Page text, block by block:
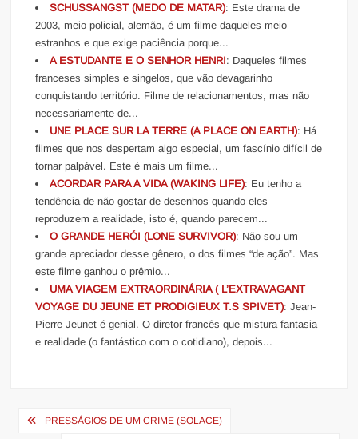
SCHUSSANGST (MEDO DE MATAR): Este drama de
2003, meio policial, alemão, é um filme daqueles meio
estranhos e que exige paciência porque...
A ESTUDANTE E O SENHOR HENRI: Daqueles filmes
franceses simples e singelos, que vão devagarinho
conquistando território. Filme de relacionamentos, mas não
necessariamente de...
UNE PLACE SUR LA TERRE (A PLACE ON EARTH): Há
filmes que nos despertam algo especial, um fascínio difícil de
tornar palpável. Este é mais um filme...
ACORDAR PARA A VIDA (WAKING LIFE): Eu tenho a
tendência de não gostar de desenhos quando eles
reproduzem a realidade, isto é, quando parecem...
O GRANDE HERÓI (LONE SURVIVOR): Não sou um
grande apreciador desse gênero, o dos filmes “de ação”. Mas
este filme ganhou o prêmio...
UMA VIAGEM EXTRAORDINÁRIA ( L’EXTRAVAGANT
VOYAGE DU JEUNE ET PRODIGIEUX T.S SPIVET): Jean-
Pierre Jeunet é genial. O diretor francês que mistura fantasia
e realidade (o fantástico com o cotidiano), depois...
Navegação
PRESSÁGIOS DE UM CRIME (SOLACE)